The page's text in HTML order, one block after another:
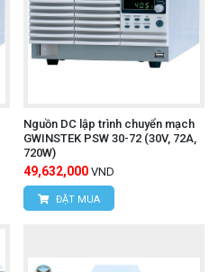
Nguồn DC lập trình chuyển mạch
GWINSTEK PSW 30-72 (30V, 72A,
720W)
49,632,000 VND
ĐẶT MUA